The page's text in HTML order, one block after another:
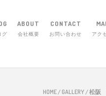
グ
ABOUT
会社概要
CONTACT
お問い合わせ アク
HOME/ GALLERY/松阪